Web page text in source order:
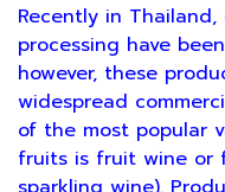
Recently in
processing have
however, these
widespread
of the most popular
fruits is fruit wine or